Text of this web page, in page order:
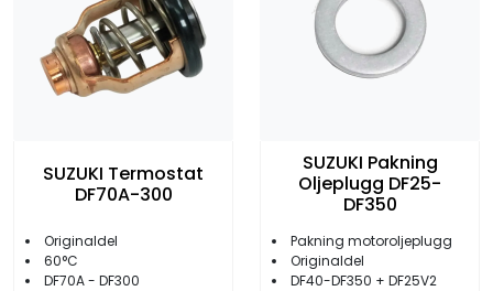
SUZUKI Termostat
DF70A-300
Originaldel
60°C
DF70A - DF300
SUZUKI Pakning
Oljeplugg DF25-
DF350
Pakning motoroljeplugg
Originaldel
DF40-DF350 + DF25V2